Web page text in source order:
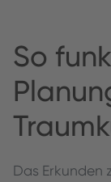
So
Das Erkunden